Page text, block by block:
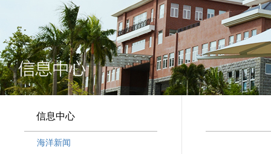
信息中心
海洋新闻